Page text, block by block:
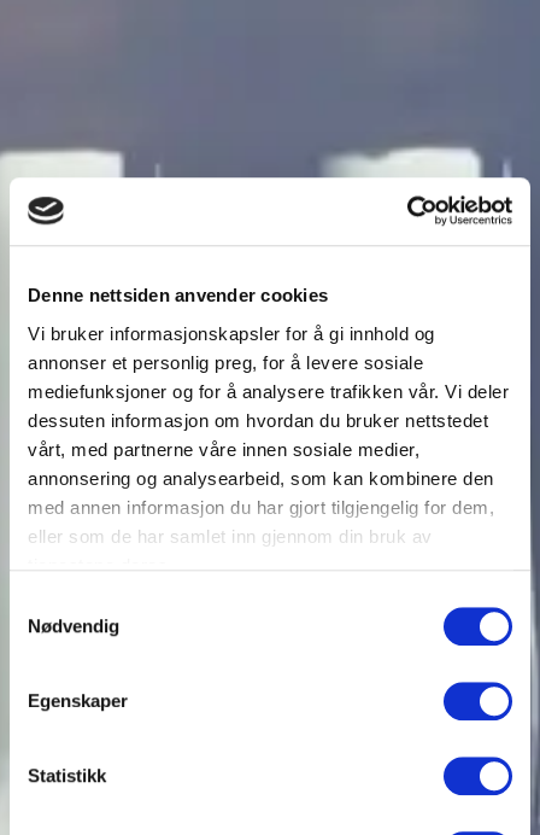
Denne nettsiden anvender cookies
Vi bruker informasjonskapsler for å gi innhold og
annonser et personlig preg, for å levere sosiale
mediefunksjoner og for å analysere trafikken vår. Vi deler
dessuten informasjon om hvordan du bruker nettstedet
vårt, med partnerne våre innen sosiale medier,
annonsering og analysearbeid, som kan kombinere den
med annen informasjon du har gjort tilgjengelig for dem,
eller som de har samlet inn gjennom din bruk av
Nødvendig
Egenskaper
Statistikk